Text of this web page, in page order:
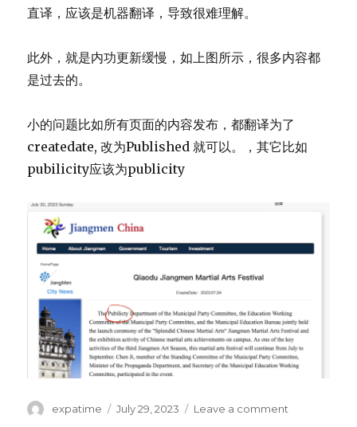
直译，应该是机器翻译，导致很难理解。
此外，就是内功更新缓慢，如上图所示，很多内容都
是过去的。
小的问题比如所有页面的内容发布，都翻译为了
createdate, 改为Published 就可以。，其它比如
pubilicity应该为publicity
Author
expatime
Posted
July 29, 2023 Leave a comment